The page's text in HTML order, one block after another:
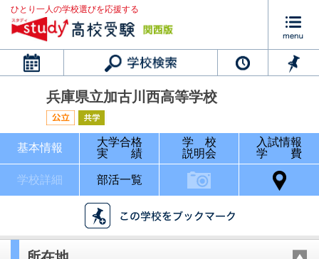
ひとり一人の学校選びを応援する
カレンダー
兵庫県立加古川西高等学校
基本情報
大学合格
実 績
学 校
説明会
入試情報
学 費
学校詳細 部活一覧